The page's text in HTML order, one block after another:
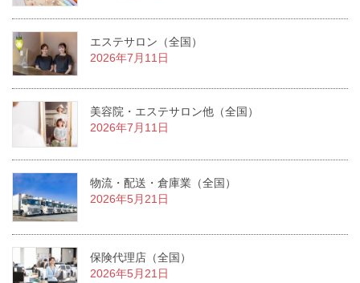
エステサロン（全国）
2026年7月11日
美容院・エステサロン他（全国）
2026年7月11日
物流・配送・倉庫業（全国）
2026年5月21日
保険代理店（全国）
2026年5月21日